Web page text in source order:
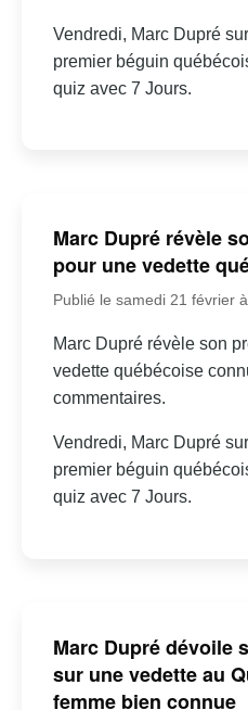
Vendredi, Marc Dupré
premier béguin
quiz avec 7 Jours.
Marc Dupré révèle
pour une vedette
Publié le samedi 21 février
Marc Dupré révèle son
vedette québécoise
commentaires.
Vendredi, Marc Dupré
premier béguin
quiz avec 7 Jours.
Marc Dupré dévoile
sur une vedette au
femme bien connue